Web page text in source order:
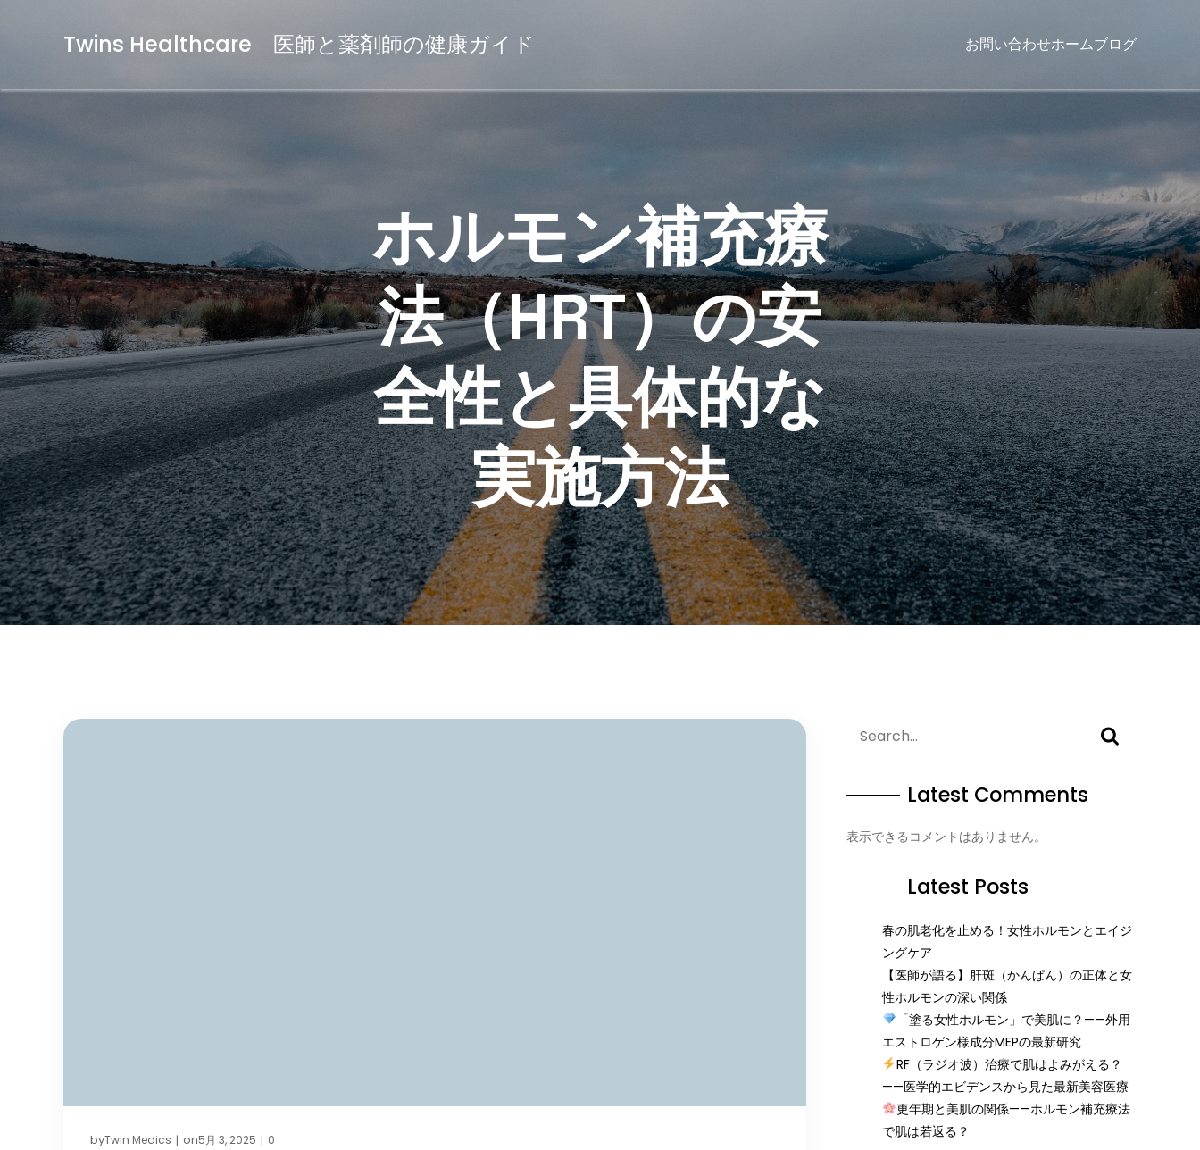
Twins Healthcare 医師と薬剤師の健康ガイド お問い合わせホームブログ
ホルモン補充療
法（HRT）の安
全性と具体的な
実施方法​
byTwin Medics | on5月 3, 2025 | 0
Latest Comments
表示できるコメントはありません。
Latest Posts
春の肌老化を止める！女性ホルモンとエイジ
ングケア
【医師が語る】肝斑（かんぱん）の正体と女
性ホルモンの深い関係
「塗る女性ホルモン」で美肌に？——外用
エストロゲン様成分MEPの最新研究
RF（ラジオ波）治療で肌はよみがえる？
——医学的エビデンスから見た最新美容医療
更年期と美肌の関係——ホルモン補充療法
で肌は若返る？